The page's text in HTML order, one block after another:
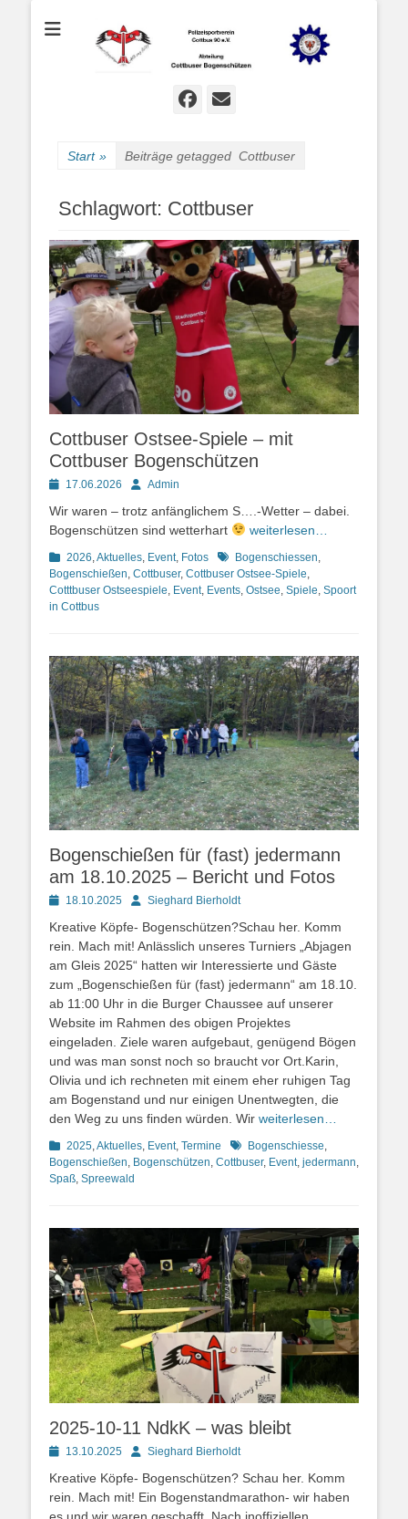
Cottbuser
Bogenschützen
Bogenschießen in Cottbus
Facebook
E-
Start » Beiträge getagged Cottbuser
Schlagwort: Cottbuser
Cottbuser Ostsee-Spiele – mit
Cottbuser Bogenschützen
Posted17.06.2026 AutorAdmin
Wir waren – trotz anfänglichem S….-Wetter – dabei.
Bogenschützen sind wetterhart
weiterlesen…
Kategorien
2026,Aktuelles, Event, Fotos Schlagworte
Bogenschiessen,
Bogenschießen, Cottbuser, Cottbuser Ostsee-Spiele,
Cotttbuser Ostseespiele, Event, Events, Ostsee, Spiele, Spoort
in Cottbus
Bogenschießen für (fast) jedermann
am 18.10.2025 – Bericht und Fotos
Posted18.10.2025 AutorSieghard Bierholdt
Kreative Köpfe- Bogenschützen?Schau her. Komm
rein. Mach mit! Anlässlich unseres Turniers „Abjagen
am Gleis 2025“ hatten wir Interessierte und Gäste
zum „Bogenschießen für (fast) jedermann“ am 18.10.
ab 11:00 Uhr in die Burger Chaussee auf unserer
Website im Rahmen des obigen Projektes
eingeladen. Ziele waren aufgebaut, genügend Bögen
und was man sonst noch so braucht vor Ort.Karin,
Olivia und ich rechneten mit einem eher ruhigen Tag
am Bogenstand und nur einigen Unentwegten, die
den Weg zu uns finden würden. Wir weiterlesen…
Kategorien
2025,Aktuelles, Event, Termine Schlagworte
Bogenschiesse,
Bogenschießen, Bogenschützen, Cottbuser, Event, jedermann,
Spaß, Spreewald
2025-10-11 NdkK – was bleibt
Posted13.10.2025 AutorSieghard Bierholdt
Kreative Köpfe- Bogenschützen? Schau her. Komm
rein. Mach mit! Ein Bogenstandmarathon- wir haben